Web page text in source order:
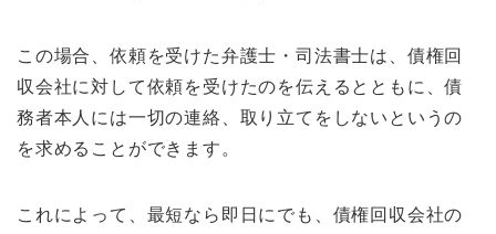
この場合、依頼を受けた弁護士・司法書士は、債権回
収会社に対して依頼を受けたのを伝えるとともに、債
務者本人には一切の連絡、取り立てをしないというの
を求めることができます。
これによって、最短なら即日にでも、債権回収会社の